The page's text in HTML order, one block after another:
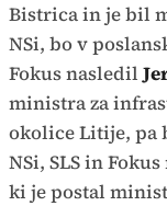
Bistrica in je bil
NSi, bo v
Fokus nasledil
ministra za
okolice Litije, pa
NSi, SLS in
ki je postal